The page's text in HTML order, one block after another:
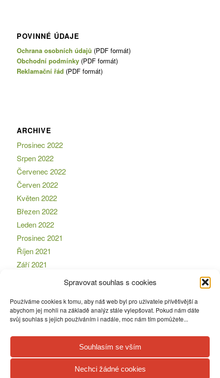
Spravovat souhlas s cookies
Používáme cookies k tomu, aby náš web byl pro uživatele přívětivější a
abychom jej mohli na základě analýz stále vylepšovat. Pokud nám dáte
svůj souhlas s jejich používáním i nadále, moc nám tím pomůžete...
Souhlasím se vším
Nechci žádné cookies
POVINNÉ ÚDAJE
Ochrana osobních údajů (PDF formát)
Obchodní podmínky(PDF formát)
Reklamační řád (PDF formát)
ARCHIVE
Prosinec 2022
Srpen 2022
Červenec 2022
Červen 2022
Květen 2022
Březen 2022
Leden 2022
Prosinec 2021
Říjen 2021
Září 2021
Leden 2021
Prosinec 2020